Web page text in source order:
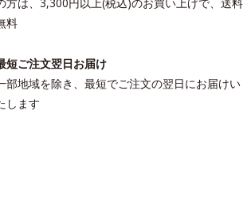
料
短ご注文翌日お届け
部地域を除き、最短でご注文の翌日にお届けい
します